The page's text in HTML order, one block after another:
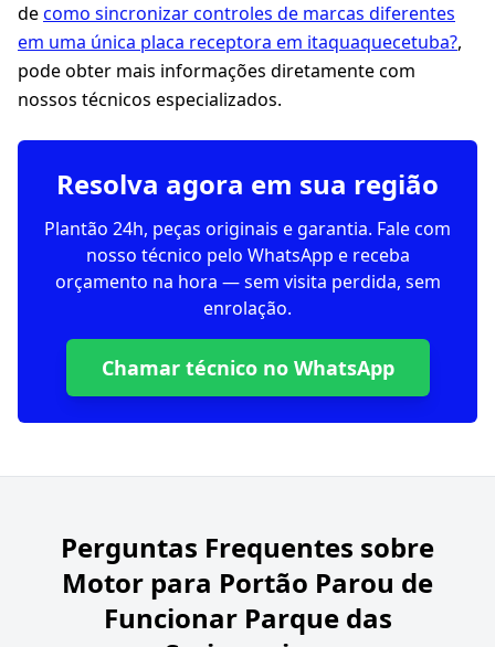
decomo sincronizar controles de marcas diferentes
em uma única placa receptora em itaquaquecetuba?,
pode obter mais informações diretamente com
nossos técnicos especializados.
Resolva agora em sua região
Plantão 24h, peças originais e garantia. Fale com
nosso técnico pelo WhatsApp e receba
orçamento na hora — sem visita perdida, sem
enrolação.
Chamar técnico no WhatsApp
Perguntas Frequentes sobre
Motor para Portão Parou de
Funcionar Parque das